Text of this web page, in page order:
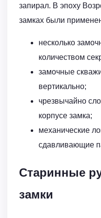
запирал. В эпоху
замках были
несколько
количеством
замочные
вертикально;
чрезвычайно
корпусе замка;
механические
сдавливающие
Старинные
замки